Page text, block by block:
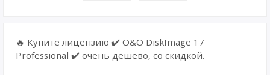
🔥 Купите лицензию ✔️ O&O DiskImage 17
Professional ✔️ очень дешево, со скидкой.